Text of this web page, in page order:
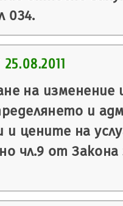
034.
на изменение
и
цените на
чл.9 от